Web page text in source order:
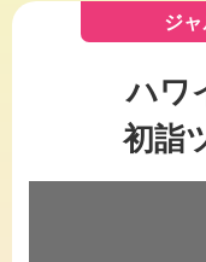
ジ
ハワ
初詣